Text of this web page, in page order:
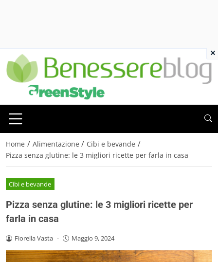
Home / Alimentazione / Cibi e bevande /
Pizza senza glutine: le 3 migliori ricette per farla in casa
Cibi e bevande
Pizza senza glutine: le 3 migliori ricette per
farla in casa
Fiorella Vasta - Maggio 9, 2024
×